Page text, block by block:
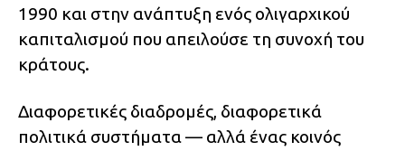
1990 και στην ανάπτυξη ενός ολιγαρχικού
καπιταλισμού που απειλούσε τη συνοχή του
κράτους.
Διαφορετικές διαδρομές, διαφορετικά
πολιτικά συστήματα — αλλά ένας κοινός